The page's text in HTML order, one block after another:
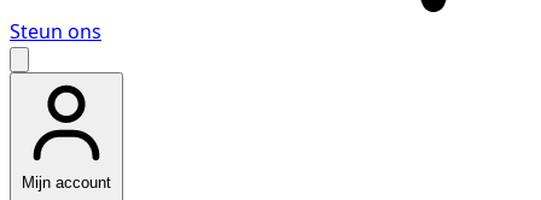
Steun ons
Mijn account